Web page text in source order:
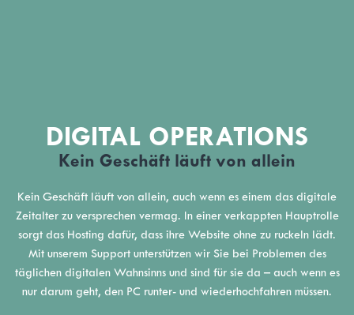
DIGITAL OPERATIONS
Kein Geschäft läuft von allein
Kein Geschäft läuft von allein, auch wenn es einem das digitale
Zeitalter zu versprechen vermag. In einer verkappten Hauptrolle
sorgt das Hosting dafür, dass ihre Website ohne zu ruckeln lädt.
Mit unserem Support unterstützen wir Sie bei Problemen des
täglichen digitalen Wahnsinns und sind für sie da – auch wenn es
nur darum geht, den PC runter- und wiederhochfahren müssen.